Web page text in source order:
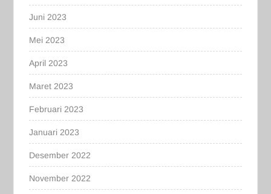
Juni 2023
Mei 2023
April 2023
Maret 2023
Februari 2023
Januari 2023
Desember 2022
November 2022